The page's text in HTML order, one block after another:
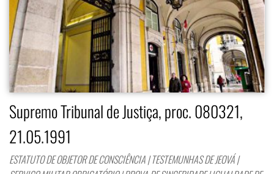
Supremo Tribunal de Justiça, proc. 080321,
21.05.1991
ESTATUTO DE OBJETOR DE CONSCIÊNCIA | TESTEMUNHAS DE JEOVÁ |